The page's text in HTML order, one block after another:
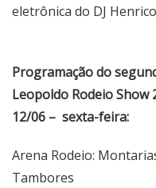
eletrônica do DJ
Programação do
Leopoldo Rodeio Show
12/06 – sexta-feira:
Arena Rodeio:
Tambores